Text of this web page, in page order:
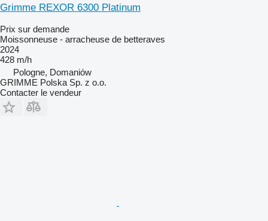
Grimme REXOR 6300 Platinum
Prix sur demande
Moissonneuse - arracheuse de betteraves
2024
428 m/h
Pologne, Domaniów
GRIMME Polska Sp. z o.o.
Contacter le vendeur